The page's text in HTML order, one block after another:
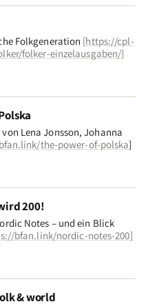
Folkgeneration [https://cpl-
folker-einzelausgaben/]
von Lena Jonsson, Johanna
the-power-of-polska]
200!
Notes – und ein Blick
bfan.link/nordic-notes-200]
& world